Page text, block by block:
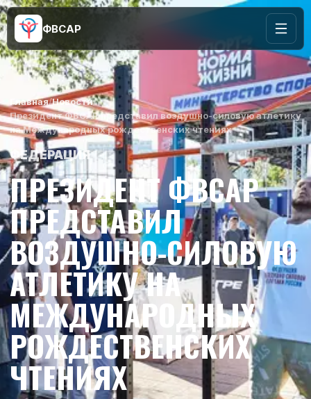
ФВСАР
Главная/Новости/
Президент ФВСАР представил воздушно-силовую атлетику
на Международных рождественских чтениях
ФЕДЕРАЦИЯ
ПРЕЗИДЕНТ ФВСАР
ПРЕДСТАВИЛ
ВОЗДУШНО-СИЛОВУЮ
АТЛЕТИКУ НА
МЕЖДУНАРОДНЫХ
РОЖДЕСТВЕНСКИХ
ЧТЕНИЯХ